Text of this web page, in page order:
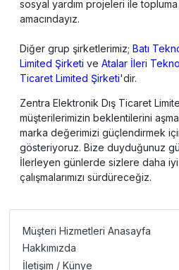
Müşteri Hizmetleri Anasayfa
Hakkımızda
İletişim / Künye
sosyal yardım projeleri ile topluma
amacındayız.
Diğer grup şirketlerimiz; Batı
Limited Şirketi ve Atalar İleri
Ticaret Limited Şirketi'dir.
Zentra Elektronik Dış Ticaret
müşterilerimizin beklentilerini
marka değerimizi güçlendirmek
gösteriyoruz. Bize duyduğunuz
İlerleyen günlerde sizlere daha iyi
çalışmalarımızı sürdüreceğiz.